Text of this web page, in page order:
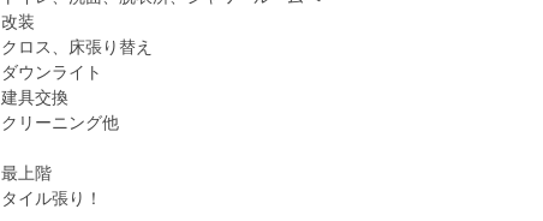
改装
クロス、床張り替え
ダウンライト
建具交換
クリーニング他
最上階
タイル張り！